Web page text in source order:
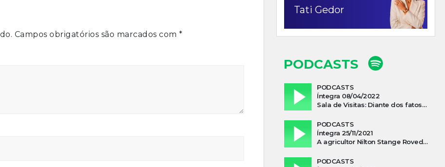
Campos obrigatórios são marcados com *
Tati Gedor
PODCASTS
PODCASTS
Íntegra 08/04/2022
Sala de Visitas: Diante dos fatos que influenciam a economia o que podemos esperar de 2022
PODCASTS
Íntegra 25/11/2021
A agricultor Nilton Stange Roveda, afirma ter recebido ajuda espiritual durante acidente
PODCASTS